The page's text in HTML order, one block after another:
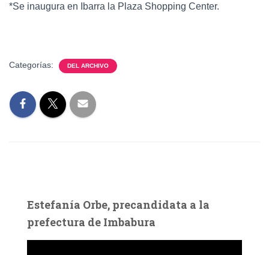
*Se inaugura en Ibarra la Plaza Shopping Center.
Categorías: DEL ARCHIVO
Estefanía Orbe, precandidata a la
prefectura de Imbabura